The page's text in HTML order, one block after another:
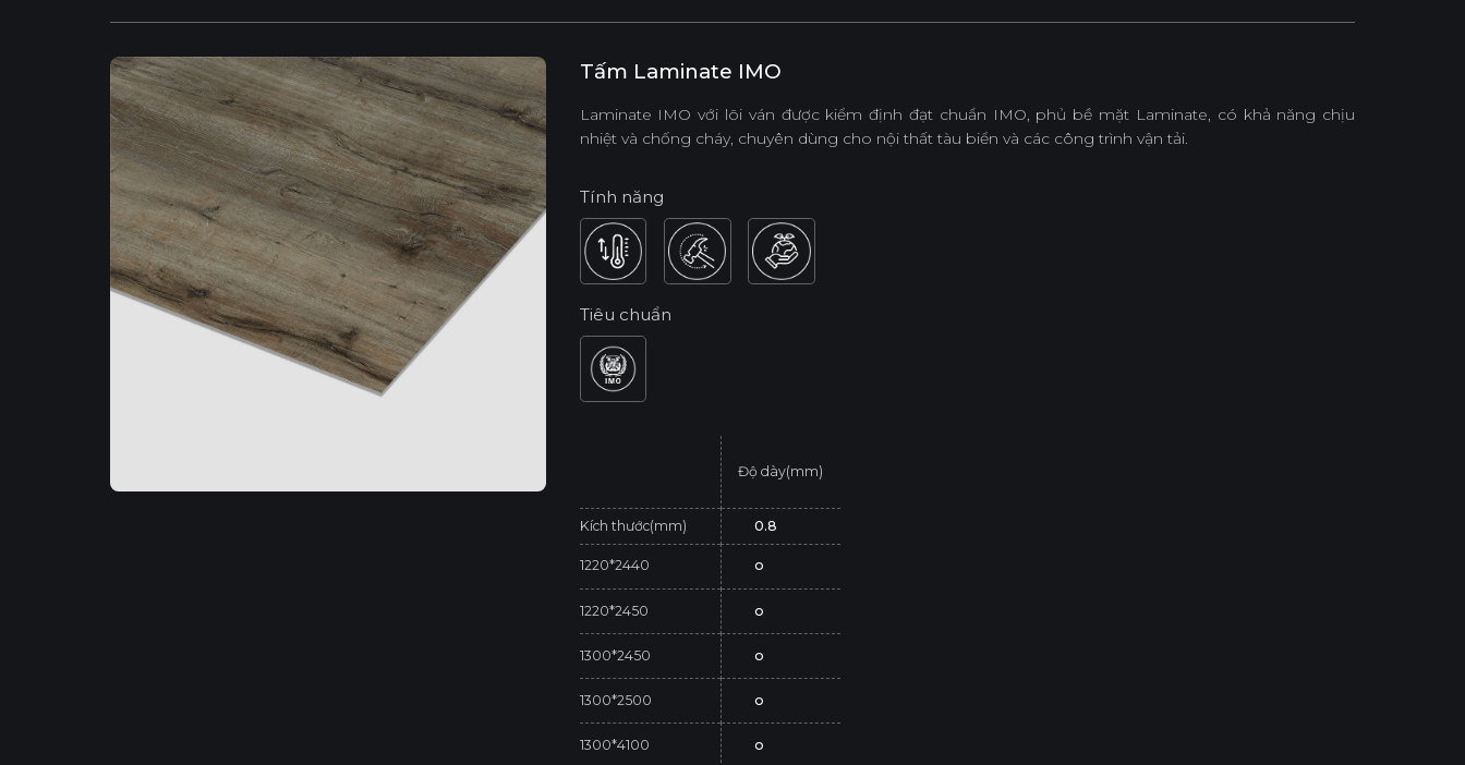
Tấm Laminate IMO
Laminate IMO với lõi ván được kiểm định đạt chuẩn IMO, phủ bề mặt Laminate, có khả năng chịu
nhiệt và chống cháy, chuyên dùng cho nội thất tàu biển và các công trình vận tải.
Tính năng
Tiêu chuẩn
Độ dày(mm)
Kích thước(mm) 0.8
1220*2440 o
1220*2450 o
1300*2450 o
1300*2500 o
1300*4100 o